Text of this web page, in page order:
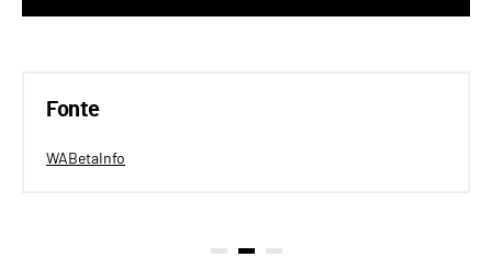
Fonte
WABetaInfo